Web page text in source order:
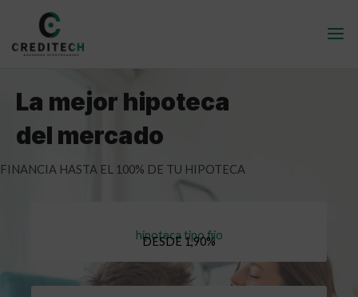
contenido
La mejor hipoteca
del mercado
FINANCIA HASTA EL 100% DE TU HIPOTECA
hipoteca tipo fijo
DESDE 1,90%